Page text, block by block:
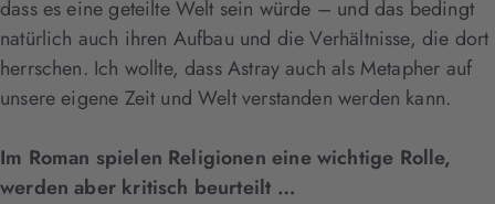
dass es eine geteilte Welt sein würde – und das bedingt
natürlich auch ihren Aufbau und die Verhältnisse, die dort
herrschen. Ich wollte, dass Astray auch als Metapher auf
unsere eigene Zeit und Welt verstanden werden kann.
Im Roman spielen Religionen eine wichtige Rolle,
werden aber kritisch beurteilt …